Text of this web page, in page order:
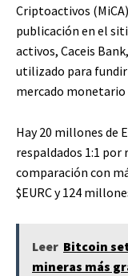
Criptoactivos
publicación en el
activos, Caceis
utilizado para fundir
mercado monetario
Hay 20 millones de
respaldados 1:1 por
comparación con
$EURCy 124
Leer Bitcoin
mineras más